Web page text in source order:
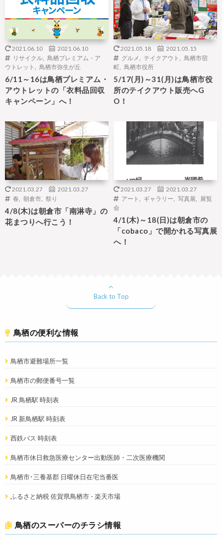
2021.06.10 2021.06.10
リサイクル
鳥栖プレミアム・ア
ウトレット
鳥栖市弥生が丘
6/11～16は鳥栖プレミアム・
アウトレットの「衣料品回収
キャンペーン」へ！
2021.05.18 2021.05.15
グルメ テイクアウト
鳥栖市宿
町
鳥栖市役所
5/17(月)～31(月)は鳥栖市役
所のテイクアウト販売へG
O！
2021.03.27 2021.03.27
春 朝倉市 祭り
4/8(木)は朝倉市「南淋寺」の
花まつりへ行こう！
2021.03.27 2021.03.27
アート ギャラリー 写真展
展覧
会
4/1(木)～18(日)は朝倉市の
「cobaco」で開かれる写真展
へ！
Back to Top
鳥栖の便利な情報
鳥栖市避難場所一覧
鳥栖市の郵便番号一覧
JR 鳥栖駅 時刻表
JR 新鳥栖駅 時刻表
西鉄バス 時刻表
鳥栖市休日救急医療センター出動医師・二次医療機関
鳥栖市･三養基郡 日曜休日在宅当番医
ふるさと納税 佐賀県鳥栖市 - 楽天市場
鳥栖のスーパーのチラシ情報